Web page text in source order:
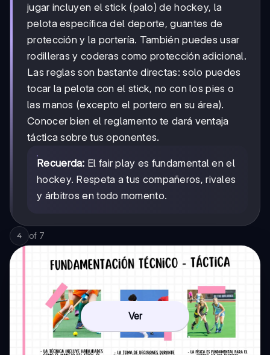
jugar incluyen el stick (palo) de hockey, la
pelota específica del deporte, guantes de
protección y la portería. También puedes usar
rodilleras y coderas como protección adicional.
Las reglas son bastante directas: solo puedes
tocar la pelota con el stick, no con los pies o
las manos (excepto el portero en su área).
Conocer bien el reglamento te dará ventaja
táctica sobre tus oponentes.
Recuerda: El fair play es fundamental en el
hockey. Respeta a tus compañeros, rivales
y árbitros en todo momento.
4 of 7
Ver